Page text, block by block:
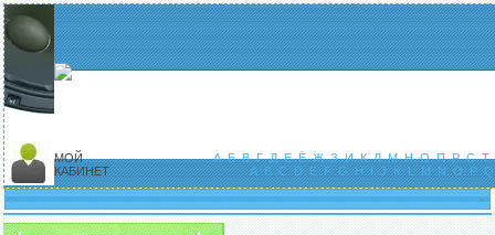
МОЙ
КАБИНЕТ
А Б В Г Д Е Ё Ж З И К Л М Н О П Р С Т
A B C D E F G H I J K L M N O P Q